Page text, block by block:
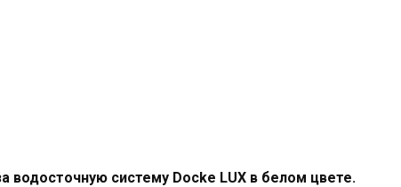
водосточную систему Docke LUX в белом цвете.